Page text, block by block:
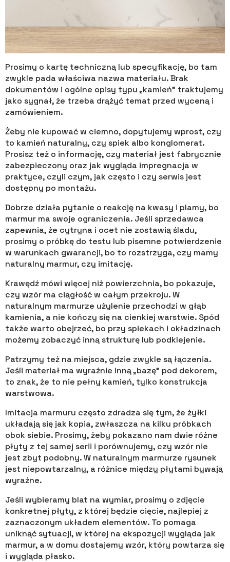
Prosimy o kartę techniczną lub specyfikację, bo tam
zwykle pada właściwa nazwa materiału. Brak
dokumentów i ogólne opisy typu „kamień” traktujemy
jako sygnał, że trzeba drążyć temat przed wyceną i
zamówieniem.
Żeby nie kupować w ciemno, dopytujemy wprost, czy
to kamień naturalny, czy spiek albo konglomerat.
Prosisz też o informację, czy materiał jest fabrycznie
zabezpieczony oraz jak wygląda impregnacja w
praktyce, czyli czym, jak często i czy serwis jest
dostępny po montażu.
Dobrze działa pytanie o reakcję na kwasy i plamy, bo
marmur ma swoje ograniczenia. Jeśli sprzedawca
zapewnia, że cytryna i ocet nie zostawią śladu,
prosimy o próbkę do testu lub pisemne potwierdzenie
w warunkach gwarancji, bo to rozstrzyga, czy mamy
naturalny marmur, czy imitację.
Krawędź mówi więcej niż powierzchnia, bo pokazuje,
czy wzór ma ciągłość w całym przekroju. W
naturalnym marmurze użylenie przechodzi w głąb
kamienia, a nie kończy się na cienkiej warstwie. Spód
także warto obejrzeć, bo przy spiekach i okładzinach
możemy zobaczyć inną strukturę lub podklejenie.
Patrzymy też na miejsca, gdzie zwykle są łączenia.
Jeśli materiał ma wyraźnie inną „bazę” pod dekorem,
to znak, że to nie pełny kamień, tylko konstrukcja
warstwowa.
Imitacja marmuru często zdradza się tym, że żyłki
układają się jak kopia, zwłaszcza na kilku próbkach
obok siebie. Prosimy, żeby pokazano nam dwie różne
płyty z tej samej serii i porównujemy, czy wzór nie
jest zbyt podobny. W naturalnym marmurze rysunek
jest niepowtarzalny, a różnice między płytami bywają
wyraźne.
Jeśli wybieramy blat na wymiar, prosimy o zdjęcie
konkretnej płyty, z której będzie cięcie, najlepiej z
zaznaczonym układem elementów. To pomaga
uniknąć sytuacji, w której na ekspozycji wygląda jak
marmur, a w domu dostajemy wzór, który powtarza się
i wygląda płasko.